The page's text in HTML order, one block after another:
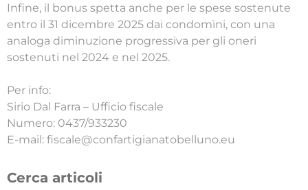
Infine, il bonus spetta anche per le spese sostenute
entro il 31 dicembre 2025 dai condomìni, con una
analoga diminuzione progressiva per gli oneri
sostenuti nel 2024 e nel 2025.
Per info:
Sirio Dal Farra – Ufficio fiscale
Numero: 0437/933230
E-mail: fiscale@confartigianatobelluno.eu
Cerca articoli